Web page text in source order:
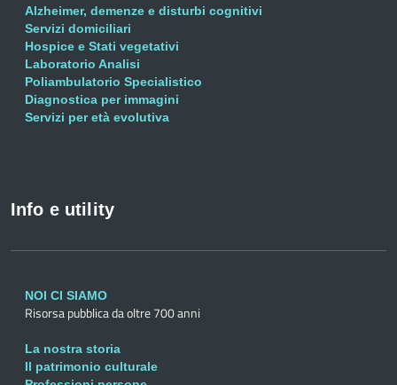
Alzheimer, demenze e disturbi cognitivi
Servizi domiciliari
Hospice e Stati vegetativi
Laboratorio Analisi
Poliambulatorio Specialistico
Diagnostica per immagini
Servizi per età evolutiva
Info e utility
NOI CI SIAMO
Risorsa pubblica da oltre 700 anni
La nostra storia
Il patrimonio culturale